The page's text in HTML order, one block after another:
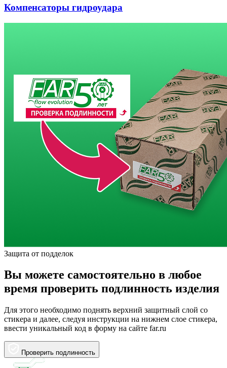
Компенсаторы гидроудара
Защита от подделок
Вы можете самостоятельно в любое
время проверить подлинность изделия
Для этого необходимо поднять верхний защитный слой со
стикера и далее, следуя инструкции на нижнем слое стикера,
ввести уникальный код в форму на сайте far.ru
Проверить подлинность